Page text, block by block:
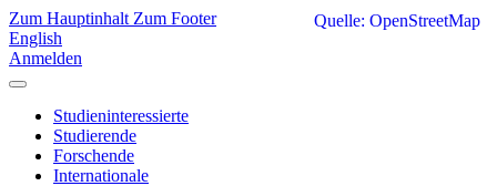
Zum Hauptinhalt Zum Footer
English
Anmelden
Studieninteressierte
Studierende
Forschende
Internationale
Quelle: OpenStreetMap